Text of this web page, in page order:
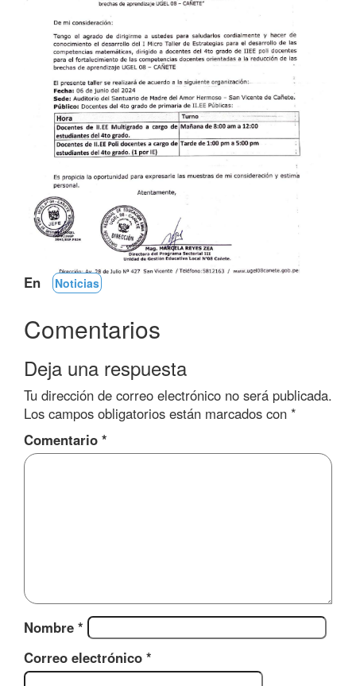
En Noticias
Comentarios
Deja una respuesta
Tu dirección de correo electrónico no será publicada.
Los campos obligatorios están marcados con *
Comentario *
Nombre *
Correo electrónico *